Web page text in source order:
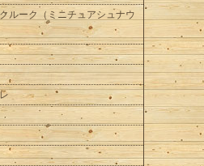
ルーク（ミニチュアシュナウ